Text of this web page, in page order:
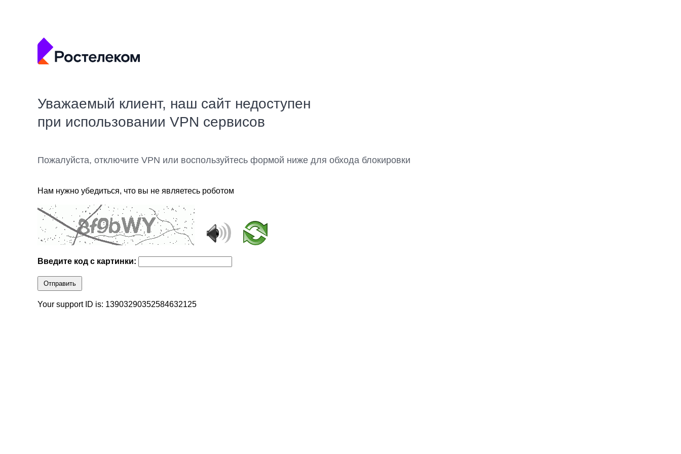
Уважаемый клиент, наш сайт недоступен
при использовании VPN сервисов
Пожалуйста, отключите VPN или воспользуйтесь формой ниже для обхода блокировки
Нам нужно убедиться, что вы не являетесь роботом
Введите код с картинки:
Отправить
Your support ID is: 13903290352584632125